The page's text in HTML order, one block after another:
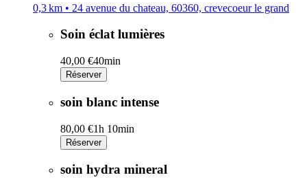
0,3 km • 24 avenue du chateau, 60360, crevecoeur le grand
Soin éclat lumières
40,00 €40min
Réserver
soin blanc intense
80,00 €1h 10min
Réserver
soin hydra mineral